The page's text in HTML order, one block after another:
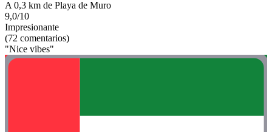
A 0,3 km de Playa de Muro
9,0/10
Impresionante
(72 comentarios)
"Nice vibes"